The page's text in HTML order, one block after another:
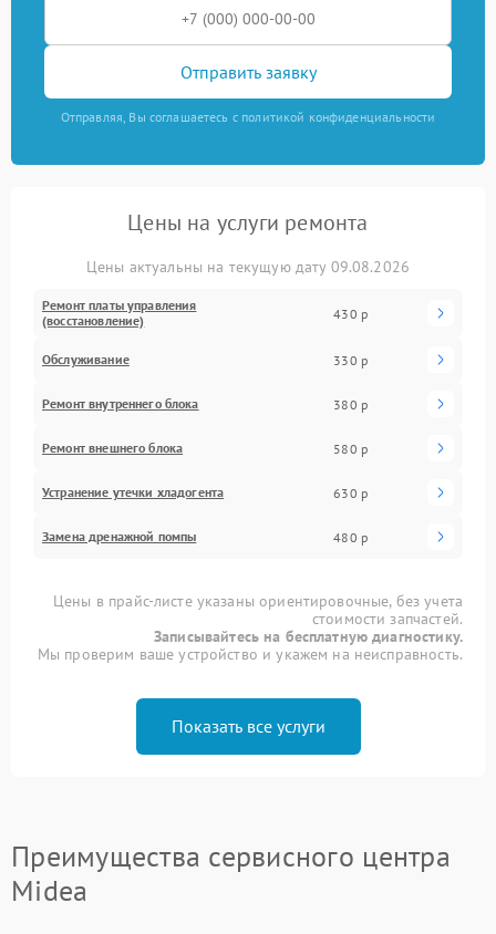
Отправить заявку
Отправляя, Вы соглашаетесь с политикой конфиденциальности
Цены на услуги ремонта
Цены актуальны на текущую дату 09.08.2026
Ремонт платы управления
(восстановление)
430 р
Обслуживание 330 р
Ремонт внутреннего блока 380 р
Ремонт внешнего блока 580 р
Устранение утечки хладогента 630 р
Замена дренажной помпы 480 р
Цены в прайс-листе указаны ориентировочные, без учета
стоимости запчастей.
Записывайтесь на бесплатную диагностику.
Мы проверим ваше устройство и укажем на неисправность.
Показать все услуги
Преимущества сервисного центра
Midea